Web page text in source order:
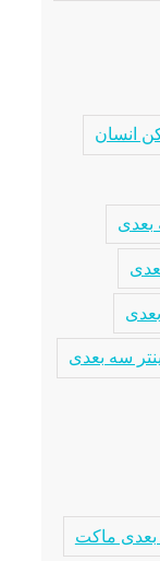
انسان
بعدی
سه بعدی
بعدی ماکت